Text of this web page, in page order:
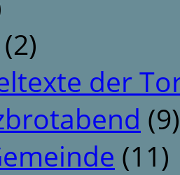
(2)
der
(9)
(11)